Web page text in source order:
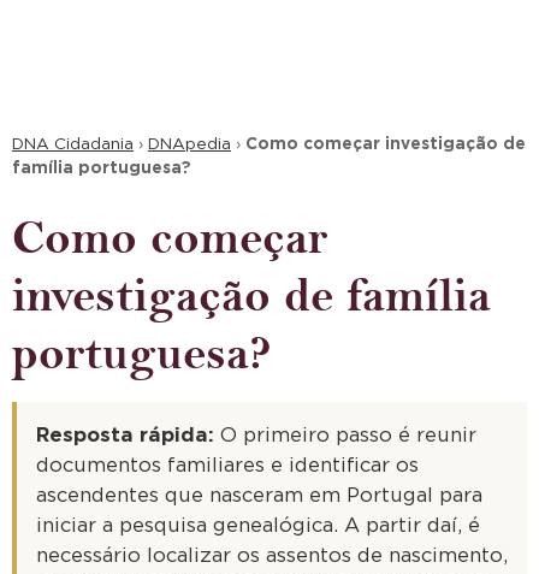
DNA Cidadania › DNApedia › Como começar investigação de
família portuguesa?
Como começar
investigação de família
portuguesa?
Resposta rápida: O primeiro passo é reunir
documentos familiares e identificar os
ascendentes que nasceram em Portugal para
iniciar a pesquisa genealógica. A partir daí, é
necessário localizar os assentos de nascimento,